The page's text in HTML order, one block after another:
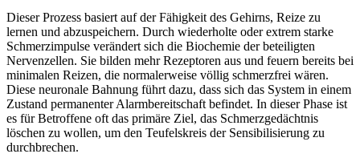
Dieser Prozess basiert auf der Fähigkeit des Gehirns, Reize zu
lernen und abzuspeichern. Durch wiederholte oder extrem starke
Schmerzimpulse verändert sich die Biochemie der beteiligten
Nervenzellen. Sie bilden mehr Rezeptoren aus und feuern bereits bei
minimalen Reizen, die normalerweise völlig schmerzfrei wären.
Diese neuronale Bahnung führt dazu, dass sich das System in einem
Zustand permanenter Alarmbereitschaft befindet. In dieser Phase ist
es für Betroffene oft das primäre Ziel, das Schmerzgedächtnis
löschen zu wollen, um den Teufelskreis der Sensibilisierung zu
durchbrechen.